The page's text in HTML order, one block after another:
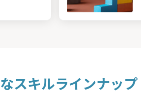
スキルラインナップ